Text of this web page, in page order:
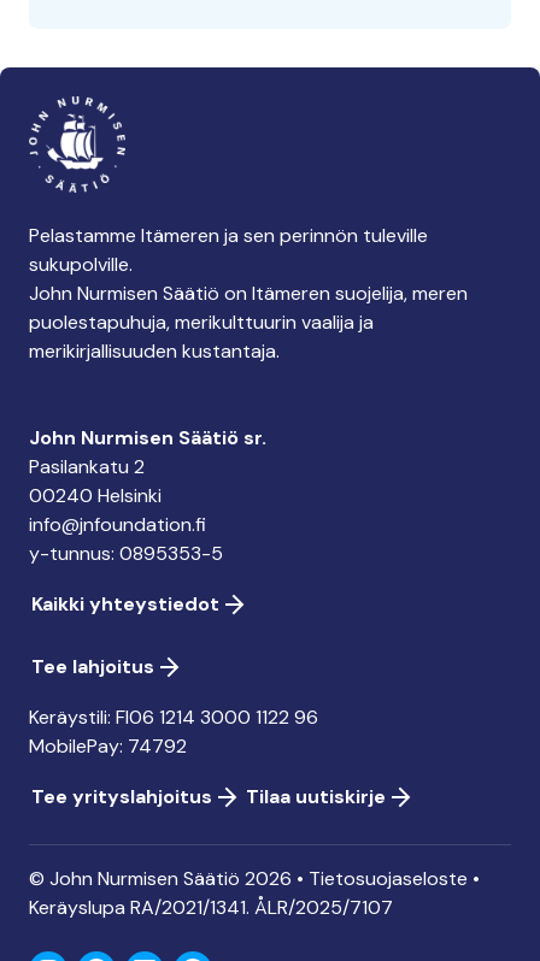
Pelastamme Itämeren ja sen perinnön tuleville
sukupolville.
John Nurmisen Säätiö on Itämeren suojelija, meren
puolestapuhuja, merikulttuurin vaalija ja
merikirjallisuuden kustantaja.
John Nurmisen Säätiö sr.
Pasilankatu 2
00240 Helsinki
info@jnfoundation.fi
y-tunnus: 0895353-5
Kaikki yhteystiedot
Tee lahjoitus
Keräystili: FI06 1214 3000 1122 96
MobilePay: 74792
Tee yrityslahjoitus
Tilaa uutiskirje
© John Nurmisen Säätiö 2026 • Tietosuojaseloste •
Keräyslupa RA/2021/1341. ÅLR/2025/7107